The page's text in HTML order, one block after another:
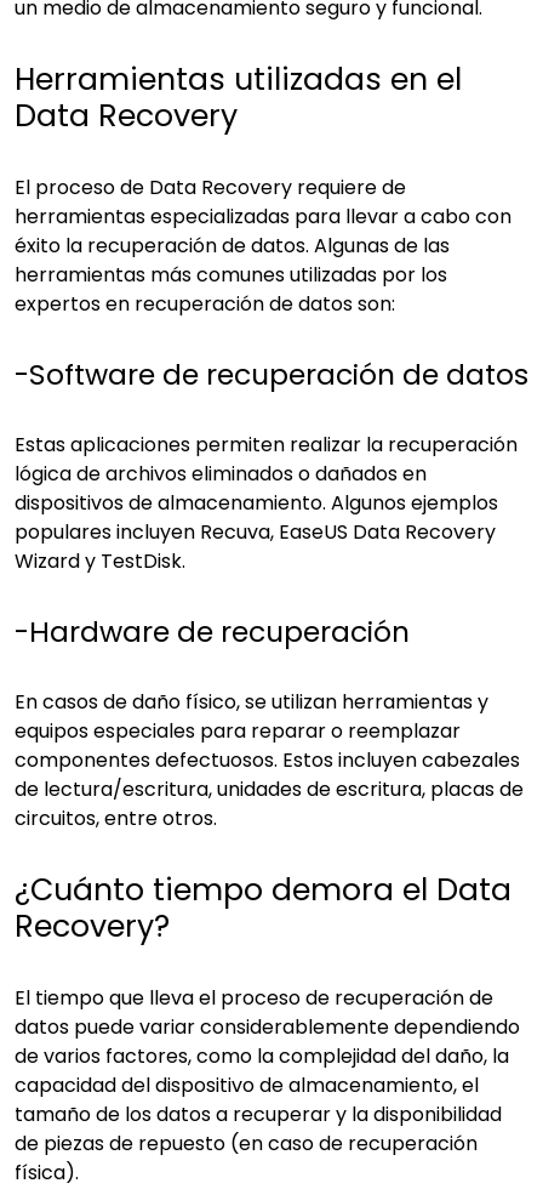
un medio de almacenamiento seguro y funcional.
Herramientas utilizadas en el
Data Recovery
El proceso de Data Recovery requiere de
herramientas especializadas para llevar a cabo con
éxito la recuperación de datos. Algunas de las
herramientas más comunes utilizadas por los
expertos en recuperación de datos son:
-Software de recuperación de datos
Estas aplicaciones permiten realizar la recuperación
lógica de archivos eliminados o dañados en
dispositivos de almacenamiento. Algunos ejemplos
populares incluyen Recuva, EaseUS Data Recovery
Wizard y TestDisk.
-Hardware de recuperación
En casos de daño físico, se utilizan herramientas y
equipos especiales para reparar o reemplazar
componentes defectuosos. Estos incluyen cabezales
de lectura/escritura, unidades de escritura, placas de
circuitos, entre otros.
¿Cuánto tiempo demora el Data
Recovery?
El tiempo que lleva el proceso de recuperación de
datos puede variar considerablemente dependiendo
de varios factores, como la complejidad del daño, la
capacidad del dispositivo de almacenamiento, el
tamaño de los datos a recuperar y la disponibilidad
de piezas de repuesto (en caso de recuperación
física).